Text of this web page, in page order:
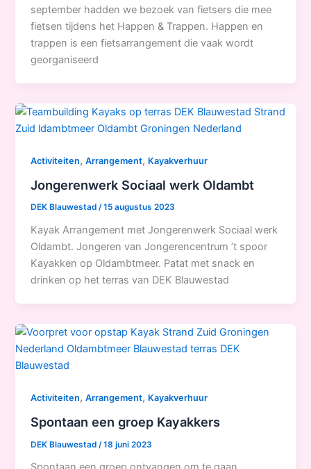
september hadden we bezoek van fietsers die mee
fietsen tijdens het Happen & Trappen. Happen en
trappen is een fietsarrangement die vaak wordt
georganiseerd
Activiteiten,Arrangement, Kayakverhuur
Jongerenwerk Sociaal werk Oldambt
DEK Blauwestad/15 augustus 2023
Kayak Arrangement met Jongerenwerk Sociaal werk
Oldambt. Jongeren van Jongerencentrum ’t spoor
Kayakken op Oldambtmeer. Patat met snack en
drinken op het terras van DEK Blauwestad
Activiteiten,Arrangement, Kayakverhuur
Spontaan een groep Kayakkers
DEK Blauwestad /18 juni 2023